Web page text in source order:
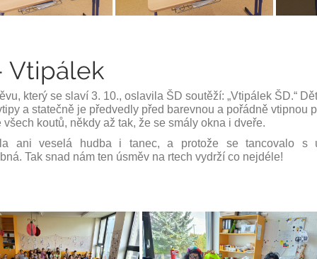
Vtipálek
který se slaví 3. 10., oslavila ŠD soutěží: „Vtipálek ŠD.“
a statečně je předvedly před barevnou a pořádně vtipnou
všech koutů, někdy až tak, že se smály okna i dveře.
ani veselá hudba i tanec, a protože se tancovalo s
Tak snad nám ten úsměv na rtech vydrží co nejdéle!